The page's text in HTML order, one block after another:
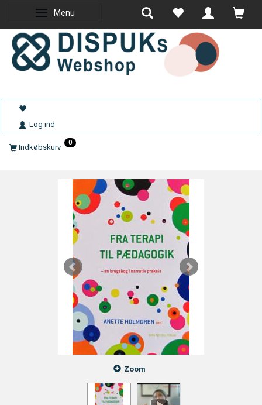
Skifte navigation
Menu
Log ind
Indkøbskurv 0
Zoom